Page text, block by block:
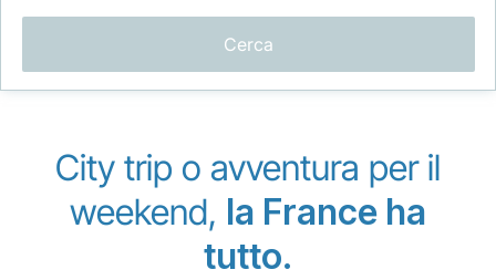
Opportunità di lavoro con Luxair
Cerca
City trip o avventura per il
weekend, la France ha
tutto.